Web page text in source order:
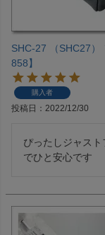
SHC-27 （SHC27
858】
購入者
投稿日 2022/12/30
ぴったしジャス
でひと安心です